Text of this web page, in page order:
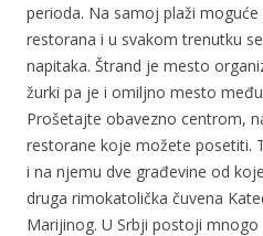
perioda. Na samoj plaži
restorana i u svakom trenutku
napitaka. Štrand je mesto
žurki pa je i omiljno mesto
Prošetajte obavezno centrom,
restorane koje možete posetiti.
i na njemu dve građevine od
druga rimokatolička čuvena
Marijinog. U Srbji postoji